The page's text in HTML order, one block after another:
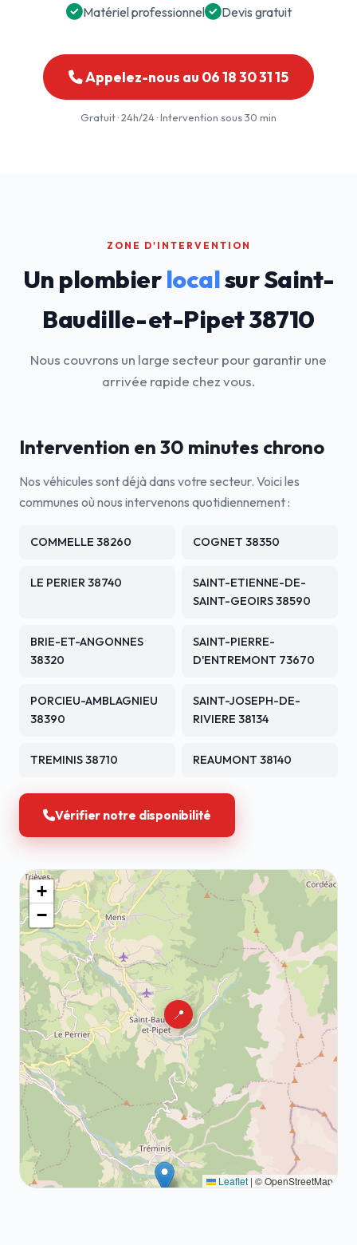
Matériel professionnel
Devis gratuit
Appelez-nous au 06 18 30 31 15
Gratuit · 24h/24 · Intervention sous 30 min
ZONE D'INTERVENTION
Un plombierlocalsur Saint-
Baudille-et-Pipet 38710
Nous couvrons un large secteur pour garantir une
arrivée rapide chez vous.
Intervention en 30 minutes chrono
Nos véhicules sont déjà dans votre secteur. Voici les
communes où nous intervenons quotidiennement :
COMMELLE 38260 COGNET 38350
LE PERIER 38740
SAINT-ETIENNE-DE-
SAINT-GEOIRS 38590
BRIE-ET-ANGONNES
38320
SAINT-PIERRE-
D'ENTREMONT 73670
PORCIEU-AMBLAGNIEU
38390
SAINT-JOSEPH-DE-
RIVIERE 38134
TREMINIS 38710 REAUMONT 38140
Vérifier notre disponibilité
📍
+
−
Leaflet | © OpenStreetMap